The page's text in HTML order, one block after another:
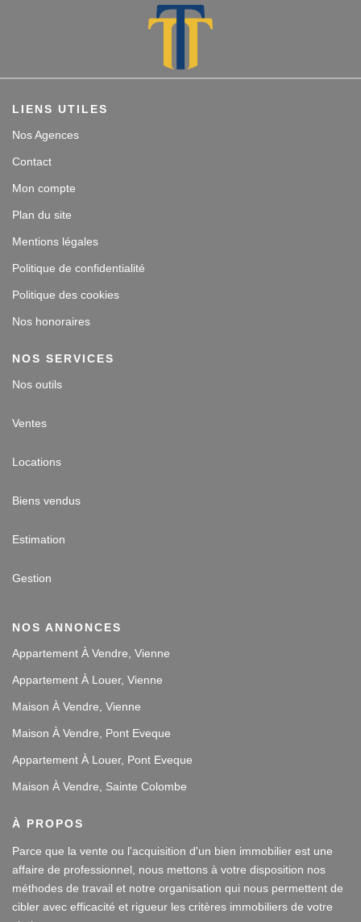
LIENS UTILES
Nos Agences
Contact
Mon compte
Plan du site
Mentions légales
Politique de confidentialité
Politique des cookies
Nos honoraires
NOS SERVICES
Nos outils
Ventes
Locations
Biens vendus
Estimation
Gestion
NOS ANNONCES
Appartement À Vendre, Vienne
Appartement À Louer, Vienne
Maison À Vendre, Vienne
Maison À Vendre, Pont Eveque
Appartement À Louer, Pont Eveque
Maison À Vendre, Sainte Colombe
À PROPOS
Parce que la vente ou l'acquisition d'un bien immobilier est une
affaire de professionnel, nous mettons à votre disposition nos
méthodes de travail et notre organisation qui nous permettent de
cibler avec efficacité et rigueur les critères immobiliers de votre